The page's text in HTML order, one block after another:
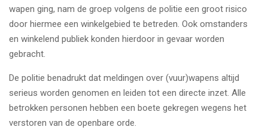
wapen ging, nam de groep volgens de politie een groot risico
door hiermee een winkelgebied te betreden. Ook omstanders
en winkelend publiek konden hierdoor in gevaar worden
gebracht.
De politie benadrukt dat meldingen over (vuur)wapens altijd
serieus worden genomen en leiden tot een directe inzet. Alle
betrokken personen hebben een boete gekregen wegens het
verstoren van de openbare orde.